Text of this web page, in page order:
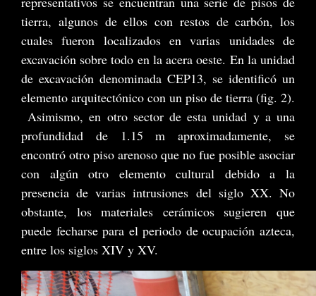
tierra, algunos de ellos con restos de carbón, los
cuales fueron localizados en varias unidades de
excavación sobre todo en la acera oeste. En la unidad
de excavación denominada CEP13, se identificó un
elemento arquitectónico con un piso de tierra (fig. 2).
Asimismo, en otro sector de esta unidad y a una
profundidad de 1.15 m aproximadamente, se
encontró otro piso arenoso que no fue posible asociar
con algún otro elemento cultural debido a la
presencia de varias intrusiones del siglo XX. No
obstante, los materiales cerámicos sugieren que
puede fecharse para el periodo de ocupación azteca,
entre los siglos XIV y XV.